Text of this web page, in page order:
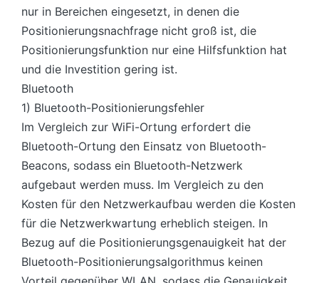
nur in Bereichen eingesetzt, in denen die
Positionierungsnachfrage nicht groß ist, die
Positionierungsfunktion nur eine Hilfsfunktion hat
und die Investition gering ist.
Bluetooth
1) Bluetooth-Positionierungsfehler
Im Vergleich zur WiFi-Ortung erfordert die
Bluetooth-Ortung den Einsatz von Bluetooth-
Beacons, sodass ein Bluetooth-Netzwerk
aufgebaut werden muss. Im Vergleich zu den
Kosten für den Netzwerkaufbau werden die Kosten
für die Netzwerkwartung erheblich steigen. In
Bezug auf die Positionierungsgenauigkeit hat der
Bluetooth-Positionierungsalgorithmus keinen